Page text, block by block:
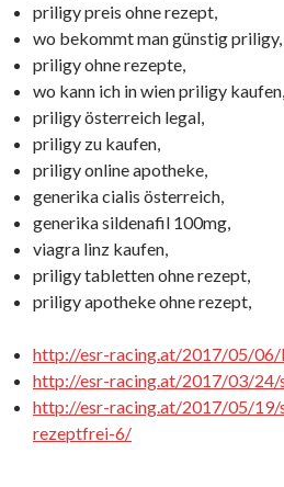
priligy preis ohne rezept,
wo bekommt man günstig priligy,
priligy ohne rezepte,
wo kann ich in wien priligy kaufen,
priligy österreich legal,
priligy zu kaufen,
priligy online apotheke,
generika cialis österreich,
generika sildenafil 100mg,
viagra linz kaufen,
priligy tabletten ohne rezept,
priligy apotheke ohne rezept,
http://esr-racing.at/2017/05/
http://esr-racing.at/2017/03/24/
http://esr-racing.at/2017/05/19/
rezeptfrei-6/